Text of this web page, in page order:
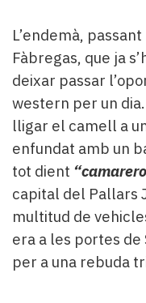
L’endemà,
Fàbregas, que ja
deixar passar
western per un
lligar el camell a
enfundat amb un
tot dient
capital del Pallars
multitud de
era a les portes
per a una rebuda